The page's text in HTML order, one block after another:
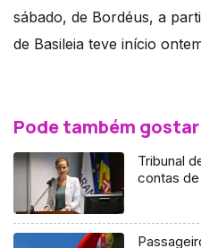
sábado, de Bordéus, a
de Basileia teve início
Pode também gostar
Tribunal
contas de